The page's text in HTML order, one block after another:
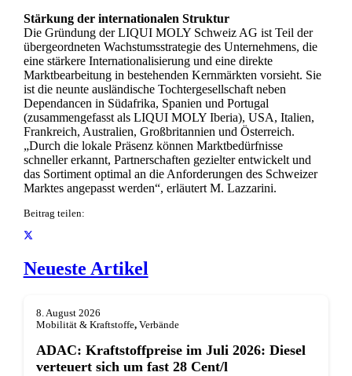
Stärkung der internationalen Struktur
Die Gründung der LIQUI MOLY Schweiz AG ist Teil der
übergeordneten Wachstumsstrategie des Unternehmens, die
eine stärkere Internationalisierung und eine direkte
Marktbearbeitung in bestehenden Kernmärkten vorsieht. Sie
ist die neunte ausländische Tochtergesellschaft neben
Dependancen in Südafrika, Spanien und Portugal
(zusammengefasst als LIQUI MOLY Iberia), USA, Italien,
Frankreich, Australien, Großbritannien und Österreich.
„Durch die lokale Präsenz können Marktbedürfnisse
schneller erkannt, Partnerschaften gezielter entwickelt und
das Sortiment optimal an die Anforderungen des Schweizer
Marktes angepasst werden“, erläutert M. Lazzarini.
Beitrag teilen:
Neueste Artikel
8. August 2026
Mobilität & Kraftstoffe, Verbände
ADAC: Kraftstoffpreise im Juli 2026: Diesel
verteuert sich um fast 28 Cent/l